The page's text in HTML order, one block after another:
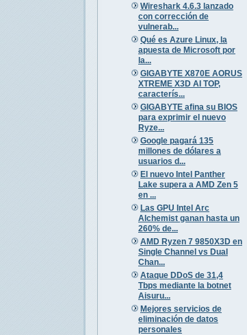
Wireshark 4.6.3 lanzado
con corrección de
vulnerab...
Qué es Azure Linux, la
apuesta de Microsoft por
la...
GIGABYTE X870E AORUS
XTREME X3D AI TOP,
caracterís...
GIGABYTE afina su BIOS
para exprimir el nuevo
Ryze...
Google pagará 135
millones de dólares a
usuarios d...
El nuevo Intel Panther
Lake supera a AMD Zen 5
en ...
Las GPU Intel Arc
Alchemist ganan hasta un
260% de...
AMD Ryzen 7 9850X3D en
Single Channel vs Dual
Chan...
Ataque DDoS de 31,4
Tbps mediante la botnet
Aisuru...
Mejores servicios de
eliminación de datos
personales